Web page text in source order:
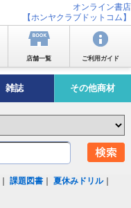
オンライン書店
【ホンヤクラブドットコム】
店舗一覧 ご利用ガイド
雑誌 その他商材
｜課題図書 ｜夏休みドリル｜